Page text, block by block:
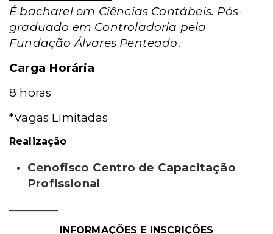
É bacharel em Ciências Contábeis. Pós-
graduado em Controladoria pela
Fundação Álvares Penteado.
Carga Horária
8 horas
*Vagas Limitadas
Realização
Cenofisco Centro de Capacitação
Profissional
INFORMAÇÕES E INSCRIÇÕES